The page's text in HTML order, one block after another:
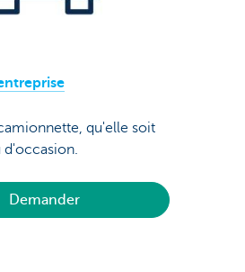
qu'elle soit
d'occasion.
Demander